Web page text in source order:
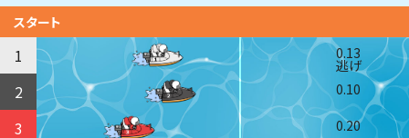
スタート
1 0.13
逃げ
2 0.10
3 0.20